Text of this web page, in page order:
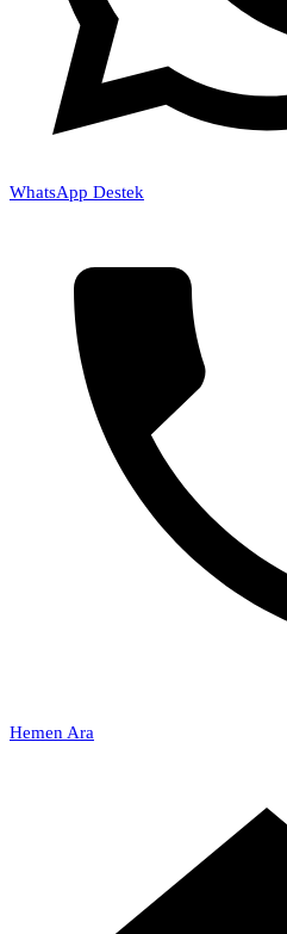
WhatsApp Destek
Hemen Ara